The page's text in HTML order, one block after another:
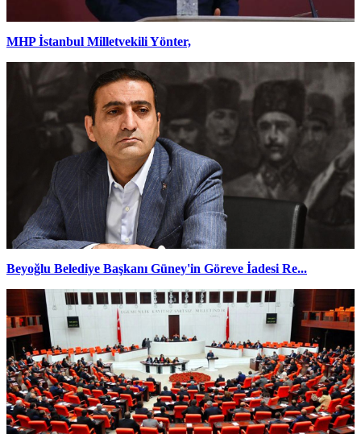
MHP İstanbul Milletvekili Yönter,
Beyoğlu Belediye Başkanı Güney'in Göreve İadesi Re...